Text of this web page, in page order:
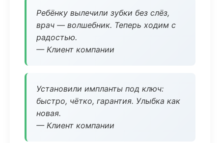
Ребёнку вылечили зубки без слёз,
врач — волшебник. Теперь ходим с
радостью.
— Клиент компании
Установили импланты под ключ:
быстро, чётко, гарантия. Улыбка как
новая.
— Клиент компании